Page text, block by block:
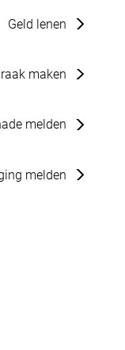
Geld lenen
maken
melden
melden